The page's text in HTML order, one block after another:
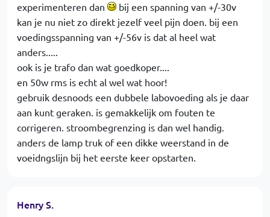
experimenteren dan
bij een spanning van +/-30v
kan je nu niet zo direkt jezelf veel pijn doen. bij een
voedingsspanning van +/-56v is dat al heel wat
anders.....
ook is je trafo dan wat goedkoper....
en 50w rms is echt al wel wat hoor!
gebruik desnoods een dubbele labovoeding als je daar
aan kunt geraken. is gemakkelijk om fouten te
corrigeren. stroombegrenzing is dan wel handig.
anders de lamp truk of een dikke weerstand in de
voeidngslijn bij het eerste keer opstarten.
Henry S.